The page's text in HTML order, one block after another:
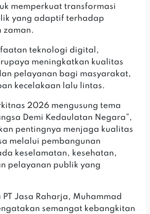
memperkuat transformasi
yang adaptif terhadap
zaman.
teknologi digital,
meningkatkan kualitas
pelayanan bagi masyarakat,
kecelakaan lalu lintas.
2026 mengusung tema
Demi Kedaulatan Negara”,
pentingnya menjaga kualitas
melalui pembangunan
keselamatan, kesehatan,
pelayanan publik yang
PT Jasa Raharja, Muhammad
semangat kebangkitan